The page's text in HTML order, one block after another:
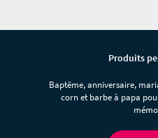
Produits
Baptême, anniversaire,
corn et barbe à papa